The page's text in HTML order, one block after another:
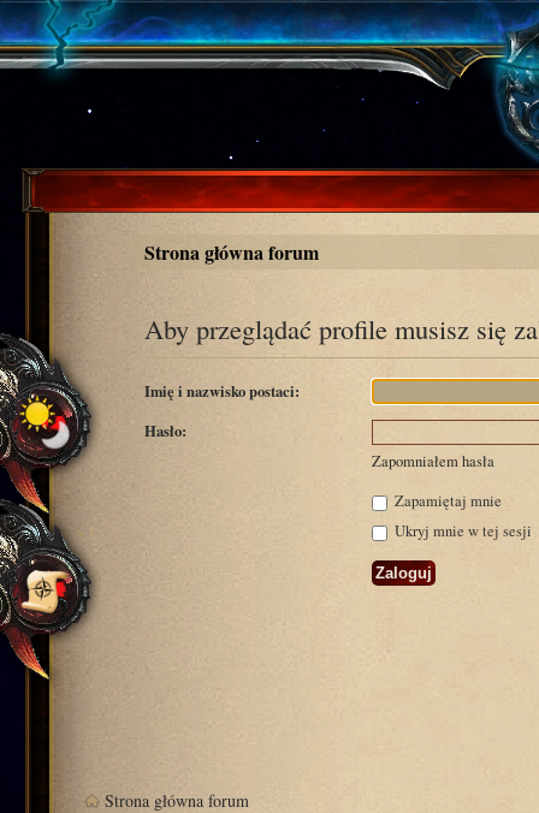
Strona główna forum
Aby przeglądać profile musisz się
Imię i nazwisko postaci:
Hasło:
Zapomniałem hasła
Zapamiętaj mnie
Ukryj mnie w tej sesji
Strona główna forum